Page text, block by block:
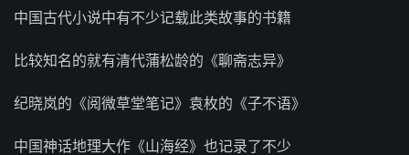
中国古代小说中有不少记载此类故事的书籍
比较知名的就有清代蒲松龄的《聊斋志异》
纪晓岚的《阅微草堂笔记》袁枚的《子不语》
中国神话地理大作《山海经》也记录了不少